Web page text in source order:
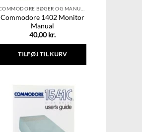
Commodore 1402 Monitor
Manual
40,00kr.
TILFØJ TIL KURV